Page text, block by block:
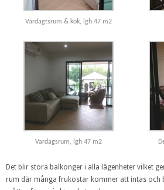
Vardagtsrum & kök, lgh 47 m2
Vardagsrum, lgh 47 m2
Det blir stora balkonger i alla lägenheter vilket
rum där många frukostar kommer att intas och